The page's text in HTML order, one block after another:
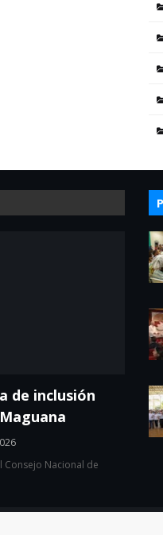
de inclusión
Consejo Nacional de